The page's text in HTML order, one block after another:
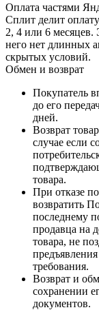
Оплата частями
Сплит делит
2, 4 или 6 месяцев.
него нет длинных
скрытых условий.
Обмен и возврат
Покупатель
до его
дней.
Возврат
случае если
товара.
При отказе
возвратить
последнему
продавца на
товара, не
требования.
Возврат и
сохранении
документов.